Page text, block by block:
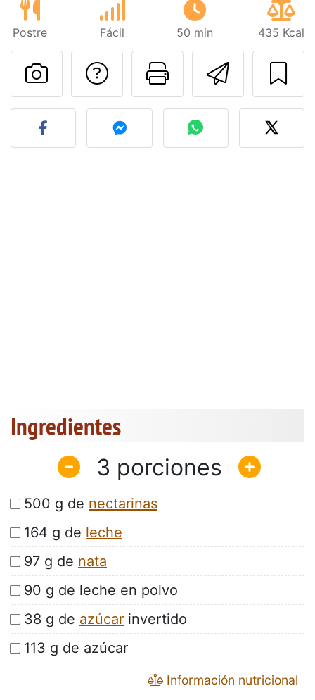
Postre Fácil 50 min 435 Kcal
Imprimir
Preguntar al autor
Publicar la foto de esta
Ingredientes
3
500 g de nectarinas
164 g de leche
97 g de nata
90 g de leche en polvo
38 g de azúcar invertido
113 g de azúcar
Información nutricional